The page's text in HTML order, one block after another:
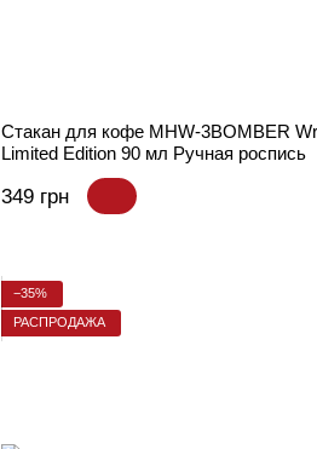
Стакан для кофе MHW-3BOMBER
Limited Edition 90 мл Ручная роспись
349 грн
−35%
РАСПРОДАЖА